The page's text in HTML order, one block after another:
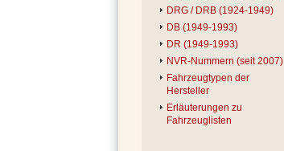
DRG / DRB (1924-1949)
DB (1949-1993)
DR (1949-1993)
NVR-Nummern (seit 2007)
Fahrzeugtypen der
Hersteller
Erläuterungen zu
Fahrzeuglisten